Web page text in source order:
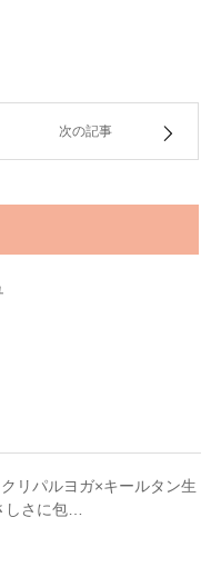
次の記事
リパルヨガ×キールタン生
さに包…